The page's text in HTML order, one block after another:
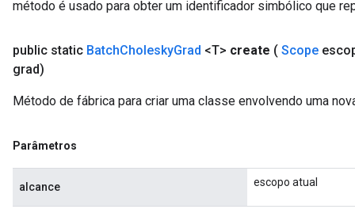
método é usado para obter um identificador simbólico que
public static BatchCholeskyGrad <T> create ( Scope
grad)
Método de fábrica para criar uma classe envolvendo uma
Parâmetros
alcance escopo atual